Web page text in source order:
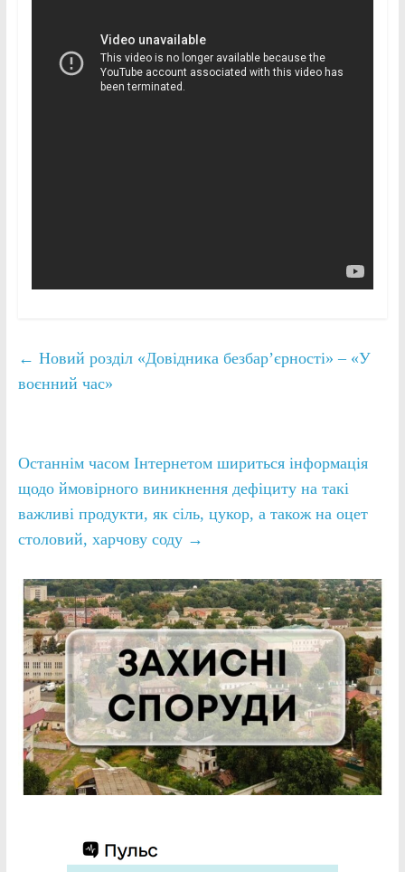
← Новий розділ «Довідника безбар’єрності» – «У
воєнний час»
Останнім часом Інтернетом шириться інформація
щодо ймовірного виникнення дефіциту на такі
важливі продукти, як сіль, цукор, а також на оцет
столовий, харчову соду →